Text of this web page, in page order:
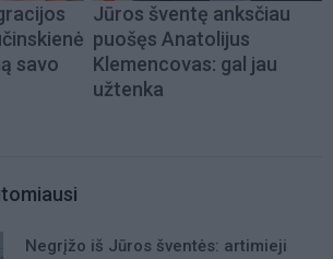
savo
Jūros šventę anksčiau
puošęs Anatolijus
Klemencovas: gal jau
užtenka
Negrįžo iš Jūros šventės: artimieji